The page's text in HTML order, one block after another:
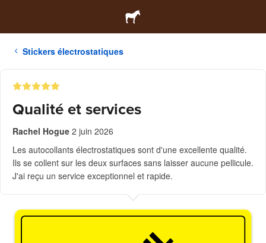
Stickers électrostatiques
Qualité et services
Rachel Hogue 2 juin 2026
Les autocollants électrostatiques sont d'une excellente qualité.
Ils se collent sur les deux surfaces sans laisser aucune pellicule.
J'ai reçu un service exceptionnel et rapide.